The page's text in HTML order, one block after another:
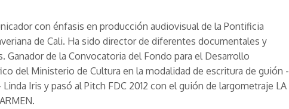
con énfasis en producción audiovisual de la Pontificia
de Cali. Ha sido director de diferentes documentales y
Ganador de la Convocatoria del Fondo para el Desarrollo
del Ministerio de Cultura en la modalidad de escritura de guión -
Iris y pasó al Pitch FDC 2012 con el guión de largometraje LA